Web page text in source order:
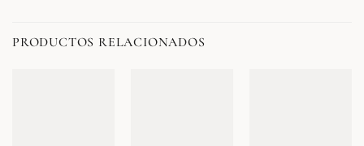
PRODUCTOS RELACIONADOS